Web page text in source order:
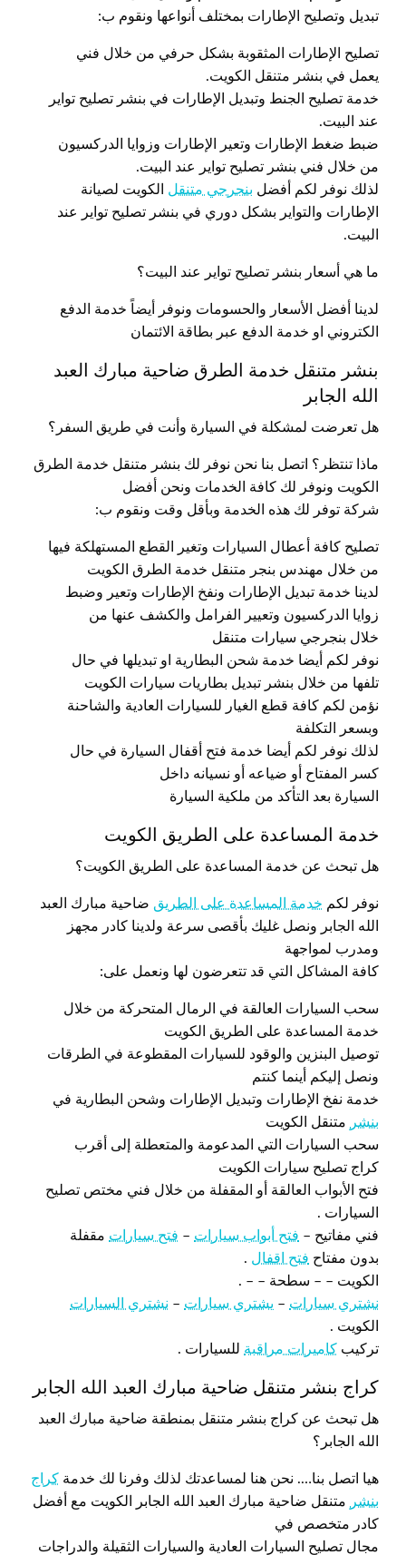
تبديل وتصليح الإطارات بمختلف أنواعها ونقوم ب:
تصليح الإطارات المثقوبة بشكل حرفي من خلال فني
يعمل في بنشر متنقل الكويت.
خدمة تصليح الجنط وتبديل الإطارات في بنشر تصليح تواير
عند البيت.
ضبط ضغط الإطارات وتعير الإطارات وزوايا الدركسيون
من خلال فني بنشر تصليح تواير عند البيت.
لذلك نوفر لكم أفضل بنجرجي متنقل الكويت لصيانة
الإطارات والتواير بشكل دوري في بنشر تصليح تواير عند
البيت.
ما هي أسعار بنشر تصليح تواير عند البيت؟
لدينا أفضل الأسعار والحسومات ونوفر أيضاً خدمة الدفع
الكتروني او خدمة الدفع عبر بطاقة الائتمان
بنشر متنقل خدمة الطرق ضاحية مبارك العبد
الله الجابر
هل تعرضت لمشكلة في السيارة وأنت في طريق السفر؟
ماذا تنتظر؟ اتصل بنا نحن نوفر لك بنشر متنقل خدمة الطرق
الكويت ونوفر لك كافة الخدمات ونحن أفضل
شركة توفر لك هذه الخدمة وبأقل وقت ونقوم ب:
تصليح كافة أعطال السيارات وتغير القطع المستهلكة فيها
من خلال مهندس بنجر متنقل خدمة الطرق الكويت
لدينا خدمة تبديل الإطارات ونفخ الإطارات وتعير وضبط
زوايا الدركسيون وتعيير الفرامل والكشف عنها من
خلال بنجرجي سيارات متنقل
نوفر لكم أيضا خدمة شحن البطارية او تبديلها في حال
تلفها من خلال بنشر تبديل بطاريات سيارات الكويت
نؤمن لكم كافة قطع الغيار للسيارات العادية والشاحنة
وبسعر التكلفة
لذلك نوفر لكم أيضا خدمة فتح أقفال السيارة في حال
كسر المفتاح أو ضياعه أو نسيانه داخل
السيارة بعد التأكد من ملكية السيارة
خدمة المساعدة على الطريق الكويت
هل تبحث عن خدمة المساعدة على الطريق الكويت؟
نوفر لكم خدمة المساعدة على الطريق ضاحية مبارك العبد
الله الجابر ونصل غليك بأقصى سرعة ولدينا كادر مجهز
ومدرب لمواجهة
كافة المشاكل التي قد تتعرضون لها ونعمل على:
سحب السيارات العالقة في الرمال المتحركة من خلال
خدمة المساعدة على الطريق الكويت
توصيل البنزين والوقود للسيارات المقطوعة في الطرقات
ونصل إليكم أينما كنتم
خدمة نفخ الإطارات وتبديل الإطارات وشحن البطارية في
بنشر
متنقل الكويت
سحب السيارات التي المدعومة والمتعطلة إلى أقرب
كراج تصليح سيارات الكويت
فتح الأبواب العالقة أو المقفلة من خلال فني مختص تصليح
السيارات .
فني مفاتيح – فتح أبواب سيارات – فتح سيارات مقفلة
بدون مفتاح فتح اقفال .
الكويت – – سطحة – – .
نشتري سيارات – يشتري سيارات – نشتري السيارات
الكويت .
تركيب كاميرات مراقبة للسيارات .
كراج بنشر متنقل ضاحية مبارك العبد الله الجابر
هل تبحث عن كراج بنشر متنقل بمنطقة ضاحية مبارك العبد
الله الجابر؟
هيا اتصل بنا…. نحن هنا لمساعدتك لذلك وفرنا لك خدمة كراج
بنشر
متنقل ضاحية مبارك العبد الله الجابر الكويت مع أفضل
كادر متخصص في
مجال تصليح السيارات العادية والسيارات الثقيلة والدراجات